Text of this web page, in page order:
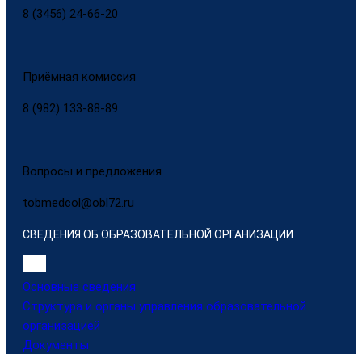
8 (3456) 24-66-20
Приёмная комиссия
8 (982) 133-88-89
Вопросы и предложения
tobmedcol@obl72.ru
СВЕДЕНИЯ ОБ ОБРАЗОВАТЕЛЬНОЙ ОРГАНИЗАЦИИ
Основные сведения
Структура и органы управления образовательной
организацией
Документы